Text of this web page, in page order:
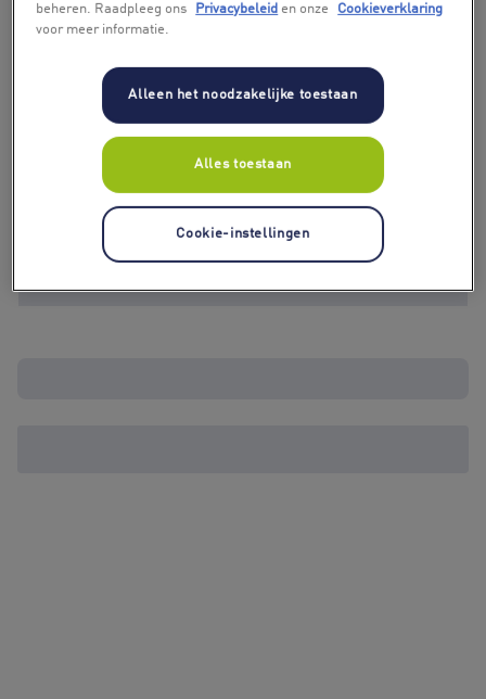
beheren. Raadpleeg ons
Privacybeleid en onze
Cookieverklaring
voor meer informatie.
Alleen het noodzakelijke toestaan
Alles toestaan
Cookie-instellingen